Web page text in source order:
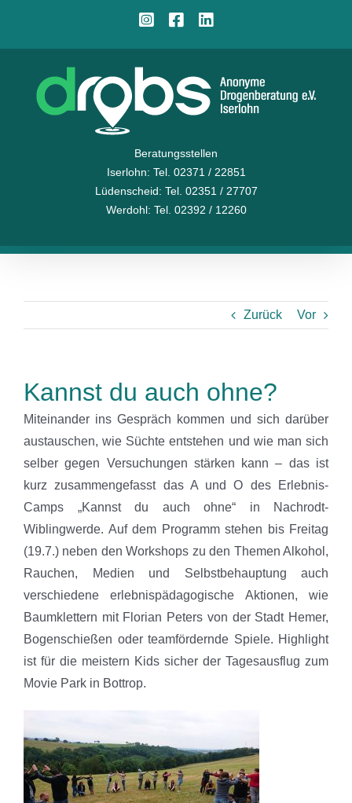
Instagram
Facebook
Beratungsstellen
Iserlohn: Tel. 02371 / 22851
Lüdenscheid: Tel. 02351 / 27707
Werdohl: Tel. 02392 / 12260
Zurück Vor
Kannst du auch ohne?
Miteinander ins Gespräch kommen und sich darüber
austauschen, wie Süchte entstehen und wie man sich
selber gegen Versuchungen stärken kann – das ist
kurz zusammengefasst das A und O des Erlebnis-
Camps „Kannst du auch ohne“ in Nachrodt-
Wiblingwerde. Auf dem Programm stehen bis Freitag
(19.7.) neben den Workshops zu den Themen Alkohol,
Rauchen, Medien und Selbstbehauptung auch
verschiedene erlebnispädagogische Aktionen, wie
Baumklettern mit Florian Peters von der Stadt Hemer,
Bogenschießen oder teamfördernde Spiele. Highlight
ist für die meistern Kids sicher der Tagesausflug zum
Movie Park in Bottrop.